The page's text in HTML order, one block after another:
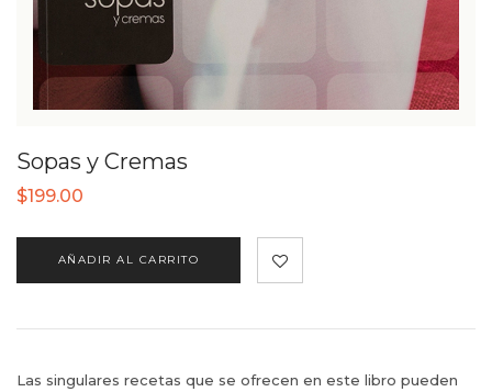
Sopas y Cremas
$199.00
AÑADIR AL CARRITO
Las singulares recetas que se ofrecen en este libro pueden